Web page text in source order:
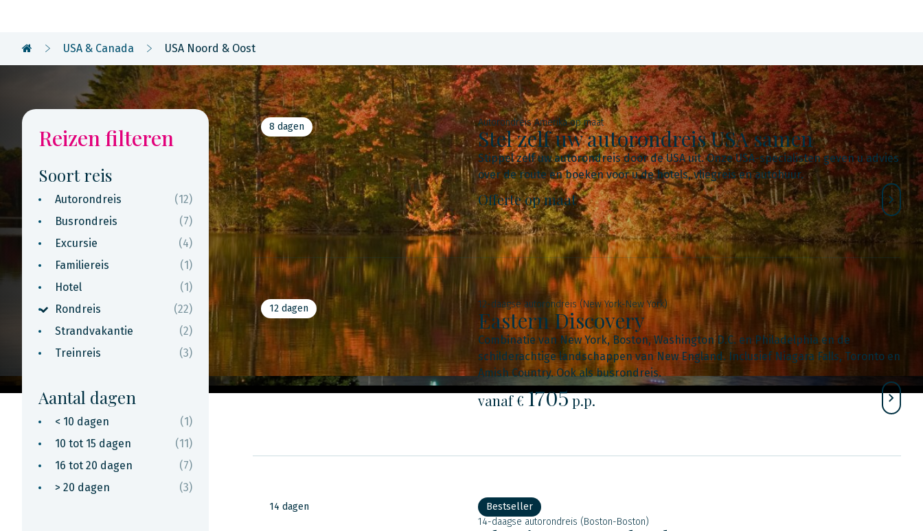
USA & Canada USA Noord & Oost
Reizen filteren
Soort reis
Autorondreis
(12)
Busrondreis
(7)
Excursie
(4)
Familiereis
(1)
Hotel
(1)
Rondreis
(22)
Strandvakantie
(2)
Treinreis
(3)
Aantal dagen
< 10 dagen
(1)
10 tot 15 dagen
(11)
16 tot 20 dagen
(7)
> 20 dagen
(3)
8 dagen Autorondreis Amerika op maat
Stel zelf uw autorondreis USA samen
Stippel zelf uw autorondreis door de USA uit. Onze USA-specialisten geven u advies
over de route en boeken voor u de hotels, vliegreis en autohuur.
Offerte op maat
12 dagen 12-daagse autorondreis (New York-New York)
Eastern Discovery
Combinatie van New York, Boston, Washington D.C. en Philadelphia en de
schilderachtige landschappen van New England. Inclusief Niagara Falls, Toronto en
Amish Country. Ook als busrondreis.
vanaf € 1705p.p.
14 dagen
Bestseller
14-daagse autorondreis (Boston-Boston)